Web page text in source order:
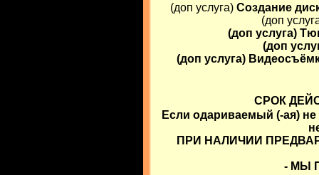
(доп услуга) Создание
(доп
(доп услуга)
(доп
(доп услуга)
СРОК
Если одариваемый (-ая)
ПРИ НАЛИЧИИ
- МЫ